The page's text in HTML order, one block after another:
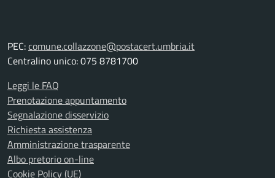
PEC:comune.collazzone@postacert.umbria.it
Centralino unico: 075 8781700
Leggi le FAQ
Prenotazione appuntamento
Segnalazione disservizio
Richiesta assistenza
Amministrazione trasparente
Albo pretorio on-line
Cookie Policy (UE)